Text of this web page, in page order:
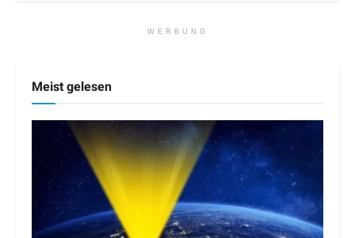
WERBUNG
Meist gelesen